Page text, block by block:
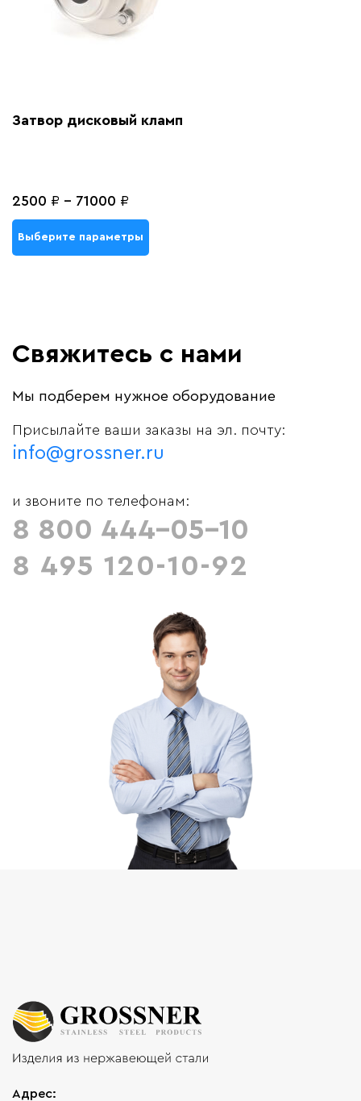
Затвор дисковый кламп
2500 ₽ - 71000 ₽
Выберите параметры
Свяжитесь с нами
Мы подберем нужное оборудование
Присылайте ваши заказы на эл. почту:
info@grossner.ru
и звоните по телефонам:
8 800 444-05-10
8 495 120-10-92
Адрес: